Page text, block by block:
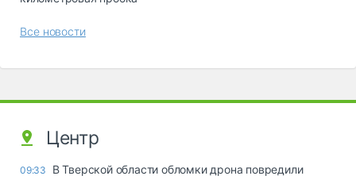
Все новости
Центр
09:33
В Тверской области обломки дрона повредили